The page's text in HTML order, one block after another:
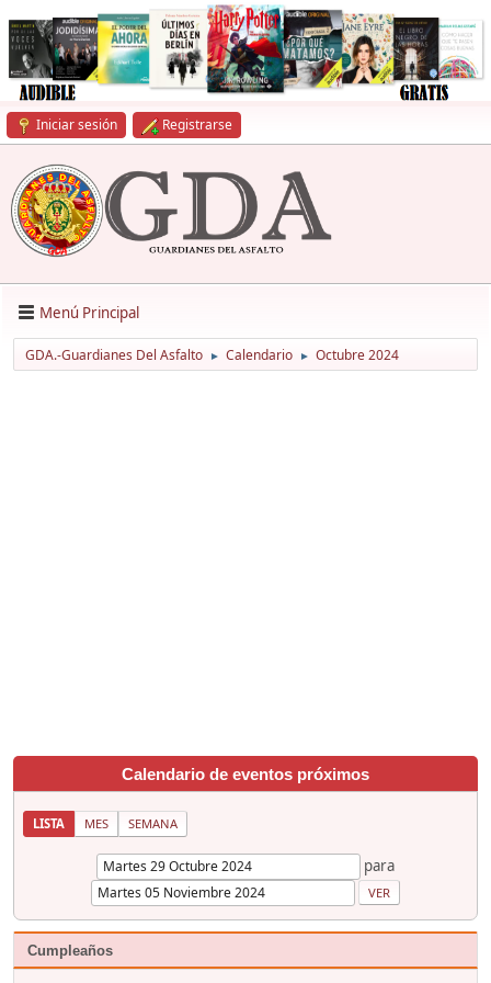
Iniciar sesión Registrarse
Menú Principal
GDA.-Guardianes Del Asfalto ► Calendario ► Octubre 2024
Calendario de eventos próximos
LISTA MES SEMANA
para
Cumpleaños